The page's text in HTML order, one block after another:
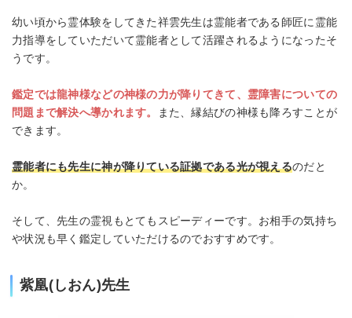
幼い頃から霊体験をしてきた祥雲先生は霊能者である師匠に霊能
力指導をしていただいて霊能者として活躍されるようになったそ
うです。
鑑定では龍神様などの神様の力が降りてきて、霊障害についての
問題まで解決へ導かれます。
また、縁結びの神様も降ろすことが
できます。
霊能者にも先生に神が降りている証拠である光が視えるのだと
か。
そして、先生の霊視もとてもスピーディーです。お相手の気持ち
や状況も早く鑑定していただけるのでおすすめです。
紫凰(しおん)先生